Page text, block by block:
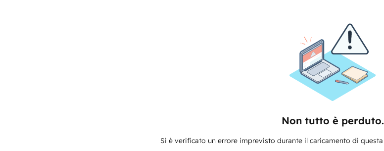
Non tutto è perduto.
Si è verificato un errore imprevisto durante il caricamento di